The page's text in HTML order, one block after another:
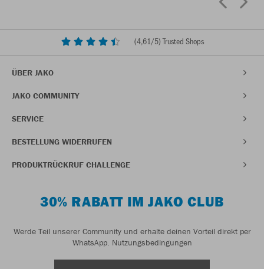
(4,61/5) Trusted Shops
ÜBER JAKO
JAKO COMMUNITY
SERVICE
BESTELLUNG WIDERRUFEN
PRODUKTRÜCKRUF CHALLENGE
30% RABATT IM JAKO CLUB
Werde Teil unserer Community und erhalte deinen Vorteil direkt per
WhatsApp. Nutzungsbedingungen